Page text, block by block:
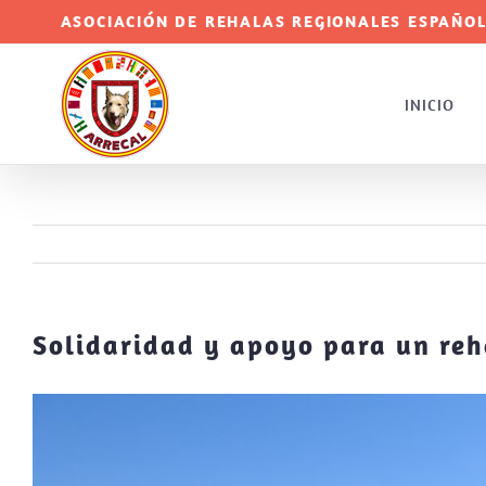
contenido
ASOCIACIÓN DE REHALAS REGIONALES
INICIO
Solidaridad y apoyo para un